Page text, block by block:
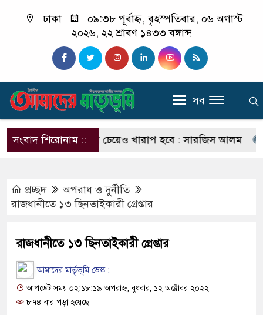
ঢাকা
০৯:৩৮ পূর্বাহ্ন, বৃহস্পতিবার, ০৬ অগাস্ট
২০২৬, ২২ শ্রাবণ ১৪৩৩ বঙ্গাব্দ
সব
সংবাদ শিরোনাম ::
ছাত্রলীগের চেয়েও খারাপ হবে : সারজিস আলম
প্রচ্ছদ
অপরাধ ‍ও দুর্নীতি
রাজধানীতে ১৩ ছিনতাইকারী গ্রেপ্তার
রাজধানীতে ১৩ ছিনতাইকারী গ্রেপ্তার
আমাদের মার্তৃভূমি ডেস্ক :
আপডেট সময় ০২:১৮:১৯ অপরাহ্ন, বুধবার, ১২ অক্টোবর ২০২২
৮৭৪ বার পড়া হয়েছে